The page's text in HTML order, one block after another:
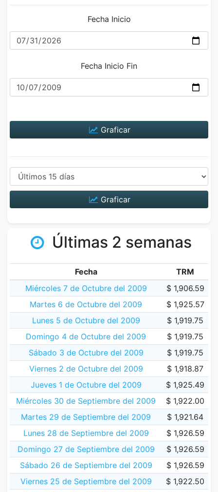
Fecha Inicio
Fecha Inicio Fin
Graficar
Graficar
Últimas 2 semanas
Fecha
TRM
Miércoles 7 de Octubre del 2009
$ 1,906.59
Martes 6 de Octubre del 2009
$ 1,925.57
Lunes 5 de Octubre del 2009
$ 1,919.75
Domingo 4 de Octubre del 2009
$ 1,919.75
Sábado 3 de Octubre del 2009
$ 1,919.75
Viernes 2 de Octubre del 2009
$ 1,918.87
Jueves 1 de Octubre del 2009
$ 1,925.49
Miércoles 30 de Septiembre del 2009
$ 1,922.00
Martes 29 de Septiembre del 2009
$ 1,921.64
Lunes 28 de Septiembre del 2009
$ 1,926.59
Domingo 27 de Septiembre del 2009
$ 1,926.59
Sábado 26 de Septiembre del 2009
$ 1,926.59
Viernes 25 de Septiembre del 2009
$ 1,922.50